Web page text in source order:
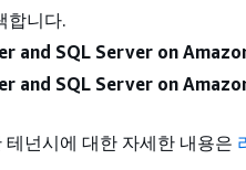
합니다.
and SQL Server on
and SQL Server on
테넌시에 대한 자세한 내용은